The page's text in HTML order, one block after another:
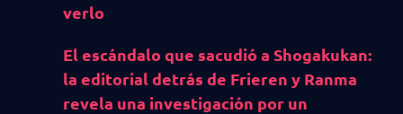
verlo
El escándalo que sacudió a Shogakukan:
la editorial detrás de Frieren y Ranma
revela una investigación por un